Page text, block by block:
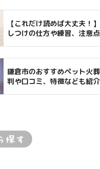
【これだけ読めば大丈夫！
しつけの仕方や練習、注意
鎌倉市のおすすめペット火
判や口コミ、特徴なども紹介
探す